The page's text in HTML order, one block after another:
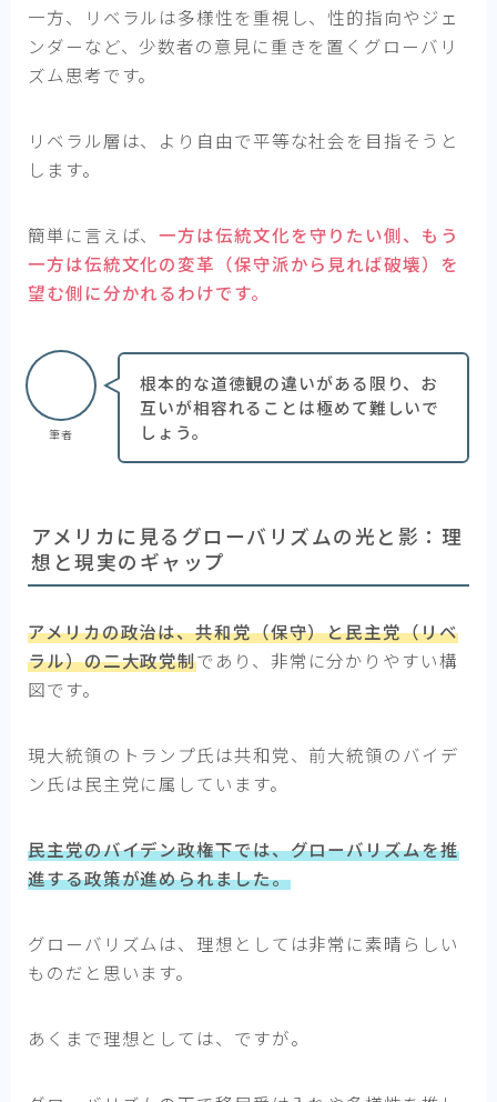
一方、リベラルは多様性を重視し、性的指向やジェ
ンダーなど、少数者の意見に重きを置くグローバリ
ズム思考です。
リベラル層は、より自由で平等な社会を目指そうと
します。
簡単に言えば、一方は伝統文化を守りたい側、もう
一方は伝統文化の変革（保守派から見れば破壊）を
望む側に分かれるわけです。
筆者
根本的な道徳観の違いがある限り、お
互いが相容れることは極めて難しいで
しょう。
アメリカに見るグローバリズムの光と影：理
想と現実のギャップ
アメリカの政治は、共和党（保守）と民主党（リベ
ラル）の二大政党制であり、非常に分かりやすい構
図です。
現大統領のトランプ氏は共和党、前大統領のバイデ
ン氏は民主党に属しています。
民主党のバイデン政権下では、グローバリズムを推
進する政策が進められました。
グローバリズムは、理想としては非常に素晴らしい
ものだと思います。
あくまで理想としては、ですが。